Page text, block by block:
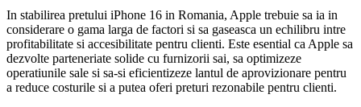
In stabilirea pretului iPhone 16 in Romania, Apple trebuie sa ia in
considerare o gama larga de factori si sa gaseasca un echilibru intre
profitabilitate si accesibilitate pentru clienti. Este esential ca Apple sa
dezvolte parteneriate solide cu furnizorii sai, sa optimizeze
operatiunile sale si sa-si eficientizeze lantul de aprovizionare pentru
a reduce costurile si a putea oferi preturi rezonabile pentru clienti.